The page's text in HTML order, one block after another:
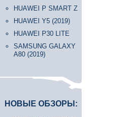
HUAWEI P SMART Z
HUAWEI Y5 (2019)
HUAWEI P30 LITE
SAMSUNG GALAXY
A80 (2019)
НОВЫЕ ОБЗОРЫ: